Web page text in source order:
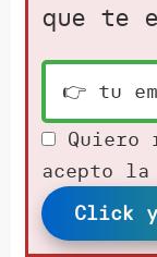
que te
acepto la
Click